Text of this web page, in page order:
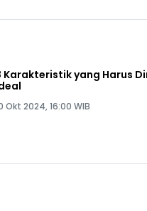
Karakteristik yang Harus
Okt 2024, 16:00 WIB